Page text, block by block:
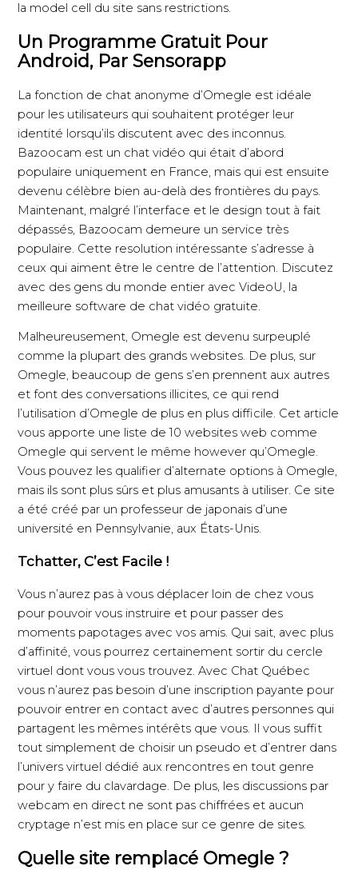
la model cell du site sans restrictions.
Un Programme Gratuit Pour
Android, Par Sensorapp
La fonction de chat anonyme d’Omegle est idéale
pour les utilisateurs qui souhaitent protéger leur
identité lorsqu’ils discutent avec des inconnus.
Bazoocam est un chat vidéo qui était d’abord
populaire uniquement en France, mais qui est ensuite
devenu célèbre bien au-delà des frontières du pays.
Maintenant, malgré l’interface et le design tout à fait
dépassés, Bazoocam demeure un service très
populaire. Cette resolution intéressante s’adresse à
ceux qui aiment être le centre de l’attention. Discutez
avec des gens du monde entier avec VideoU, la
meilleure software de chat vidéo gratuite.
Malheureusement, Omegle est devenu surpeuplé
comme la plupart des grands websites. De plus, sur
Omegle, beaucoup de gens s’en prennent aux autres
et font des conversations illicites, ce qui rend
l’utilisation d’Omegle de plus en plus difficile. Cet article
vous apporte une liste de 10 websites web comme
Omegle qui servent le même however qu’Omegle.
Vous pouvez les qualifier d’alternate options à Omegle,
mais ils sont plus sûrs et plus amusants à utiliser. Ce site
a été créé par un professeur de japonais d’une
université en Pennsylvanie, aux États-Unis.
Tchatter, C’est Facile !
Vous n’aurez pas à vous déplacer loin de chez vous
pour pouvoir vous instruire et pour passer des
moments papotages avec vos amis. Qui sait, avec plus
d’affinité, vous pourrez certainement sortir du cercle
virtuel dont vous vous trouvez. Avec Chat Québec
vous n’aurez pas besoin d’une inscription payante pour
pouvoir entrer en contact avec d’autres personnes qui
partagent les mêmes intérêts que vous. Il vous suffit
tout simplement de choisir un pseudo et d’entrer dans
l’univers virtuel dédié aux rencontres en tout genre
pour y faire du clavardage. De plus, les discussions par
webcam en direct ne sont pas chiffrées et aucun
cryptage n’est mis en place sur ce genre de sites.
Quelle site remplacé Omegle ?